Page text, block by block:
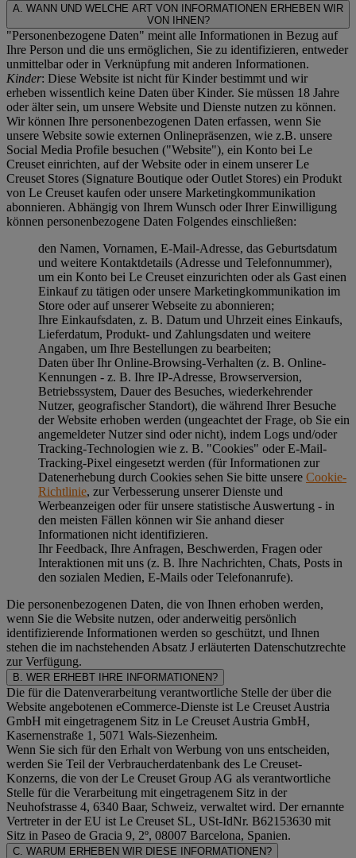
A. WANN UND WELCHE ART VON INFORMATIONEN ERHEBEN WIR
VON IHNEN?
"Personenbezogene Daten" meint alle Informationen in Bezug auf
Ihre Person und die uns ermöglichen, Sie zu identifizieren, entweder
unmittelbar oder in Verknüpfung mit anderen Informationen.
Kinder: Diese Website ist nicht für Kinder bestimmt und wir
erheben wissentlich keine Daten über Kinder. Sie müssen 18 Jahre
oder älter sein, um unsere Website und Dienste nutzen zu können.
Wir können Ihre personenbezogenen Daten erfassen, wenn Sie
unsere Website sowie externen Onlinepräsenzen, wie z.B. unsere
Social Media Profile besuchen ("Website"), ein Konto bei Le
Creuset einrichten, auf der Website oder in einem unserer Le
Creuset Stores (Signature Boutique oder Outlet Stores) ein Produkt
von Le Creuset kaufen oder unsere Marketingkommunikation
abonnieren. Abhängig von Ihrem Wunsch oder Ihrer Einwilligung
können personenbezogene Daten Folgendes einschließen:
den Namen, Vornamen, E-Mail-Adresse, das Geburtsdatum
und weitere Kontaktdetails (Adresse und Telefonnummer),
um ein Konto bei Le Creuset einzurichten oder als Gast einen
Einkauf zu tätigen oder unsere Marketingkommunikation im
Store oder auf unserer Webseite zu abonnieren;
Ihre Einkaufsdaten, z. B. Datum und Uhrzeit eines Einkaufs,
Lieferdatum, Produkt- und Zahlungsdaten und weitere
Angaben, um Ihre Bestellungen zu bearbeiten;
Daten über Ihr Online-Browsing-Verhalten (z. B. Online-
Kennungen - z. B. Ihre IP-Adresse, Browserversion,
Betriebssystem, Dauer des Besuches, wiederkehrender
Nutzer, geografischer Standort), die während Ihrer Besuche
der Website erhoben werden (ungeachtet der Frage, ob Sie ein
angemeldeter Nutzer sind oder nicht), indem Logs und/oder
Tracking-Technologien wie z. B. "Cookies" oder E-Mail-
Tracking-Pixel eingesetzt werden (für Informationen zur
Datenerhebung durch Cookies sehen Sie bitte unsere Cookie-
Richtlinie, zur Verbesserung unserer Dienste und
Werbeanzeigen oder für unsere statistische Auswertung - in
den meisten Fällen können wir Sie anhand dieser
Informationen nicht identifizieren.
Ihr Feedback, Ihre Anfragen, Beschwerden, Fragen oder
Interaktionen mit uns (z. B. Ihre Nachrichten, Chats, Posts in
den sozialen Medien, E-Mails oder Telefonanrufe).
Die personenbezogenen Daten, die von Ihnen erhoben werden,
wenn Sie die Website nutzen, oder anderweitig persönlich
identifizierende Informationen werden so geschützt, und Ihnen
stehen die im nachstehenden Absatz J erläuterten Datenschutzrechte
zur Verfügung.
B. WER ERHEBT IHRE INFORMATIONEN?
Die für die Datenverarbeitung verantwortliche Stelle der über die
Website angebotenen eCommerce-Dienste ist Le Creuset Austria
GmbH mit eingetragenem Sitz in Le Creuset Austria GmbH,
Kasernenstraße 1, 5071 Wals-Siezenheim.
Wenn Sie sich für den Erhalt von Werbung von uns entscheiden,
werden Sie Teil der Verbraucherdatenbank des Le Creuset-
Konzerns, die von der Le Creuset Group AG als verantwortliche
Stelle für die Verarbeitung mit eingetragenem Sitz in der
Neuhofstrasse 4, 6340 Baar, Schweiz, verwaltet wird. Der ernannte
Vertreter in der EU ist Le Creuset SL, USt-IdNr. B62153630 mit
Sitz in Paseo de Gracia 9, 2º, 08007 Barcelona, Spanien.
C. WARUM ERHEBEN WIR DIESE INFORMATIONEN?